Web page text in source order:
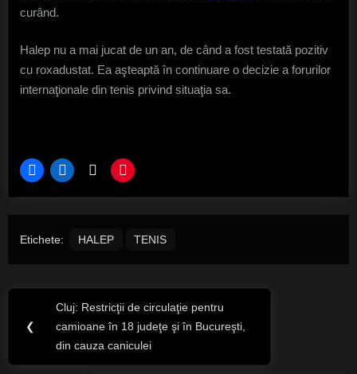
curând.
Halep nu a mai jucat de un an, de când a fost testată pozitiv
cu roxadustat. Ea aşteaptă în continuare o decizie a forurilor
internaţionale din tenis privind situaţia sa.
Etichete: HALEP TENIS
Navigare
articole
❮
Previous
Post:
Cluj: Restricţii de circulaţie pentru
camioane în 18 judeţe şi în Bucureşti,
din cauza caniculei